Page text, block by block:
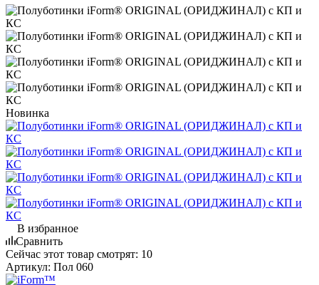
Новинка
В избранное
Сравнить
Сейчас этот товар смотрят: 10
Артикул: Пол 060